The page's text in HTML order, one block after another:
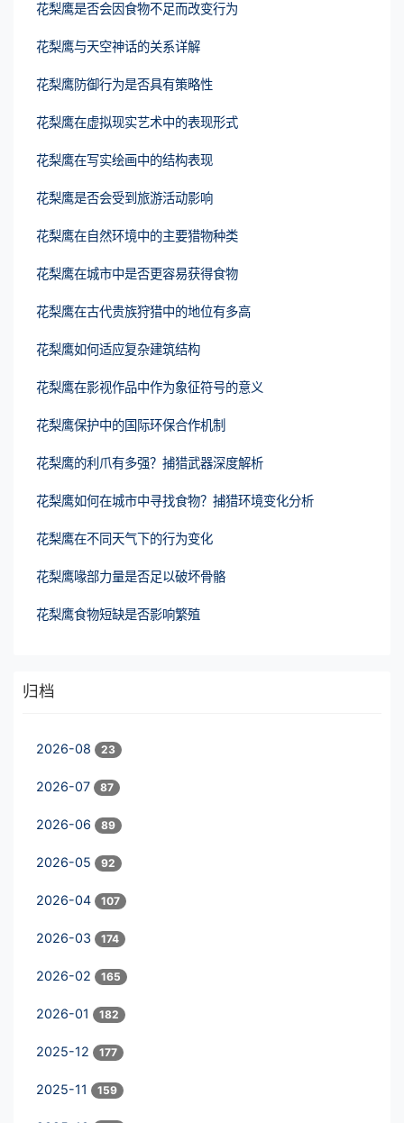
花梨鹰是否会因食物不足而改变行为
花梨鹰与天空神话的关系详解
花梨鹰防御行为是否具有策略性
花梨鹰在虚拟现实艺术中的表现形式
花梨鹰在写实绘画中的结构表现
花梨鹰是否会受到旅游活动影响
花梨鹰在自然环境中的主要猎物种类
花梨鹰在城市中是否更容易获得食物
花梨鹰在古代贵族狩猎中的地位有多高
花梨鹰如何适应复杂建筑结构
花梨鹰在影视作品中作为象征符号的意义
花梨鹰保护中的国际环保合作机制
花梨鹰的利爪有多强？捕猎武器深度解析
花梨鹰如何在城市中寻找食物？捕猎环境变化分析
花梨鹰在不同天气下的行为变化
花梨鹰喙部力量是否足以破坏骨骼
花梨鹰食物短缺是否影响繁殖
归档
2026-08 23
2026-07 87
2026-06 89
2026-05 92
2026-04 107
2026-03 174
2026-02 165
2026-01 182
2025-12 177
2025-11 159